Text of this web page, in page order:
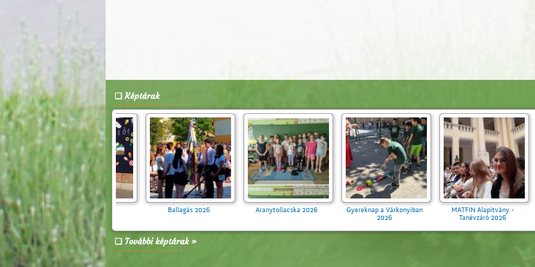
Képtárak
Zebra Suli Program a 4.
Évzáró 2026 Ballagás 2026 Aranytollacska 2026
Gyereknap a
További képtárak »